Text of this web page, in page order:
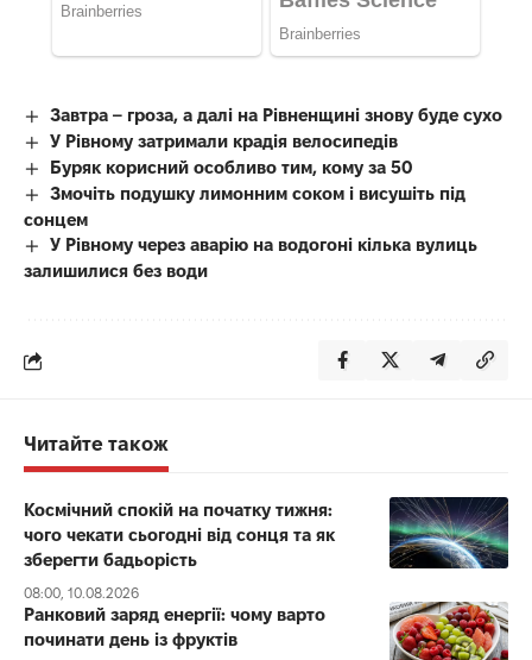
Завтра – гроза, а далі на Рівненщині знову буде сухо
У Рівному затримали крадія велосипедів
Буряк корисний особливо тим, кому за 50
Змочіть подушку лимонним соком і висушіть під
сонцем
У Рівному через аварію на водогоні кілька вулиць
залишилися без води
Читайте також
Космічний спокій на початку тижня:
чого чекати сьогодні від сонця та як
зберегти бадьорість
08:00, 10.08.2026
Ранковий заряд енергії: чому варто
починати день із фруктів